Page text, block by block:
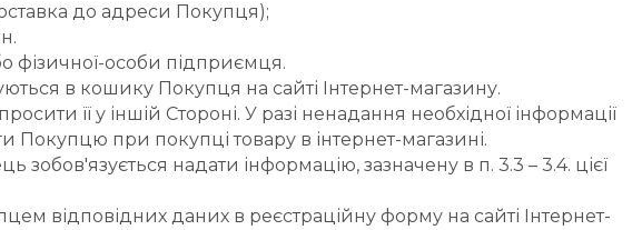
до адреси Покупця);
фізичної-особи підприємця.
в кошику Покупця на сайті Інтернет-магазину.
її у іншій Стороні. У разі ненадання необхідної інформації
Покупцю при покупці товару в інтернет-магазині.
надати інформацію, зазначену в п. 3.3 – 3.4. цієї
відповідних даних в реєстраційну форму на сайті Інтернет-